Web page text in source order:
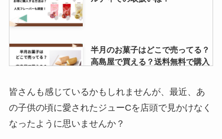
半月のお菓子はどこで売ってる？
高島屋で買える？送料無料で購入
因幡の白兎お菓子 どこで売って
る?東京での購入は可能？
皆さんも感じているかもしれませんが、最近、あ
の子供の頃に愛されたジューCを店頭で見かけなく
なったように思いませんか？